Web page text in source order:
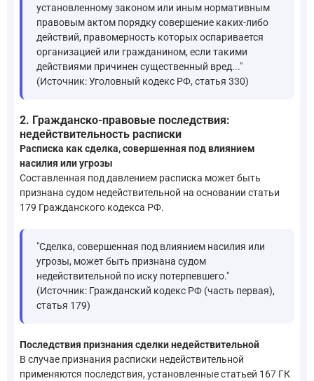
установленному законом или иным нормативным
правовым актом порядку совершение каких-либо
действий, правомерность которых оспаривается
организацией или гражданином, если такими
действиями причинен существенный вред..."
(Источник: Уголовный кодекс РФ, статья 330)
2. Гражданско-правовые последствия:
недействительность расписки
Расписка как сделка, совершенная под влиянием
насилия или угрозы
Составленная под давлением расписка может быть
признана судом недействительной на основании статьи
179 Гражданского кодекса РФ.
"Сделка, совершенная под влиянием насилия или
угрозы, может быть признана судом
недействительной по иску потерпевшего."
(Источник: Гражданский кодекс РФ (часть первая),
статья 179)
Последствия признания сделки недействительной
В случае признания расписки недействительной
применяются последствия, установленные статьей 167 ГК